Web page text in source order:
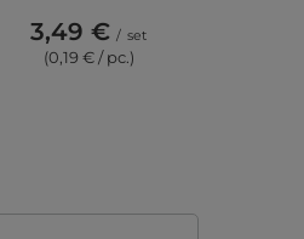
3,49 € / set
(0,19 € / pc.)